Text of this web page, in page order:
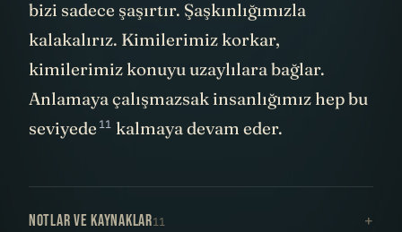
bizi sadece şaşırtır. Şaşkınlığımızla
kalakalırız. Kimilerimiz korkar,
kimilerimiz konuyu uzaylılara bağlar.
Anlamaya çalışmazsak insanlığımız hepbu
seviyede 11 kalmaya devam eder.
NOTLAR VE KAYNAKLAR11